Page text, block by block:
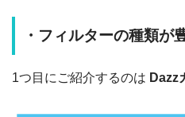
・フィルターの種類が
1つ目にご紹介するのは Dazz